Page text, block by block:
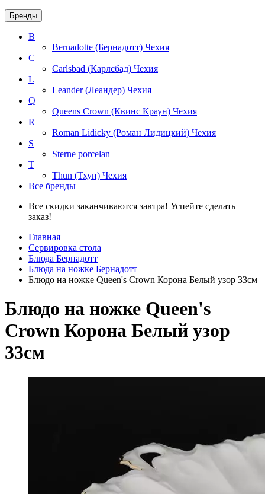
Бренды
B
Bernadotte (Бернадотт) Чехия
C
Carlsbad (Карлсбад) Чехия
L
Leander (Леандер) Чехия
Q
Queens Crown (Квинс Краун) Чехия
R
Roman Lidicky (Роман Лидицкий) Чехия
S
Sterne porcelan
T
Thun (Тхун) Чехия
Все бренды
Все скидки заканчиваются завтра! Успейте сделать
заказ!
Главная
Сервировка стола
Блюда Бернадотт
Блюда на ножке Бернадотт
Блюдо на ножке Queen's Crown Корона Белый узор 33см
Блюдо на ножке Queen's
Crown Корона Белый узор
33см